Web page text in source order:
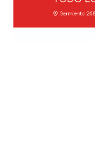
Diab,